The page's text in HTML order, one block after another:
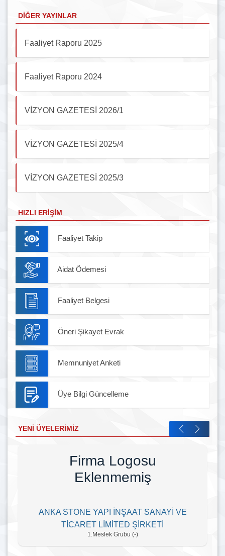
DIĞER YAYINLAR
Faaliyet Raporu 2025
Faaliyet Raporu 2024
VİZYON GAZETESİ 2026/1
VİZYON GAZETESİ 2025/4
VİZYON GAZETESİ 2025/3
HIZLI ERIŞIM
Faaliyet Takip
Aidat Ödemesi
Faaliyet Belgesi
Öneri Şikayet Evrak
Memnuniyet Anketi
Üye Bilgi Güncelleme
YENI ÜYELERIMIZ
Firma Logosu
Eklenmemiş
ANKA STONE YAPI İNŞAAT SANAYİ VE
TİCARET LİMİTED ŞİRKETİ
1.Meslek Grubu (-)